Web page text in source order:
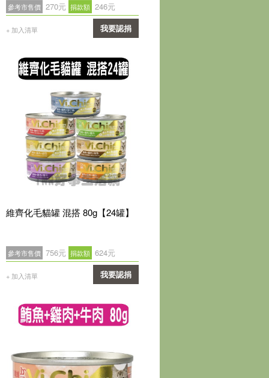
參考市售價 270元 捐款額 246元
+ 加入清單 我要認捐
維齊化毛貓罐 混搭 80g【24罐】
參考市售價 756元 捐款額 624元
+ 加入清單 我要認捐